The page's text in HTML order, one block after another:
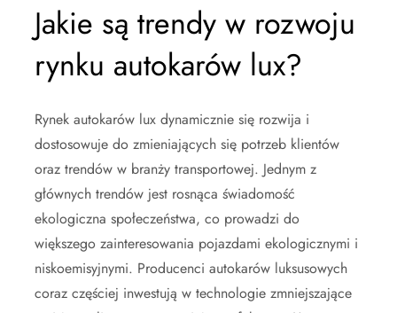
Jakie są trendy w rozwoju
rynku autokarów lux?
Rynek autokarów lux dynamicznie się rozwija i
dostosowuje do zmieniających się potrzeb klientów
oraz trendów w branży transportowej. Jednym z
głównych trendów jest rosnąca świadomość
ekologiczna społeczeństwa, co prowadzi do
większego zainteresowania pojazdami ekologicznymi i
niskoemisyjnymi. Producenci autokarów luksusowych
coraz częściej inwestują w technologie zmniejszające